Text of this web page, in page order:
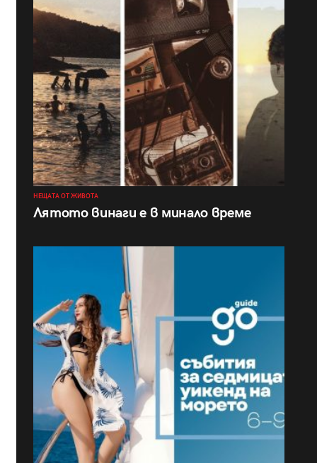
НЕЩАТА ОТ ЖИВОТА
Лятото винаги е в минало време